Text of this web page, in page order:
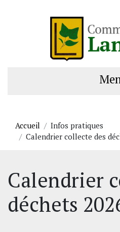
Accueil
Infos pratiques
Calendrier collecte des
Calendrier
déchets